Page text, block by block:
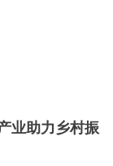
业助力乡村振